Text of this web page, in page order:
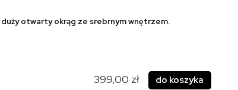
duży otwarty okrąg ze srebrnym wnętrzem.
399,00 zł do koszyka